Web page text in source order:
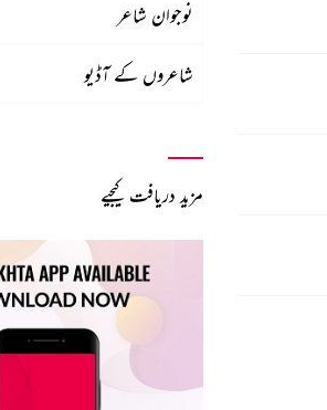
نوجوان شاعر
شاعروں کے آڈیو
مزید دریافت کیجیے